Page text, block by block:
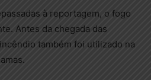
à reportagem, o fogo
Antes da chegada das
também foi utilizado na